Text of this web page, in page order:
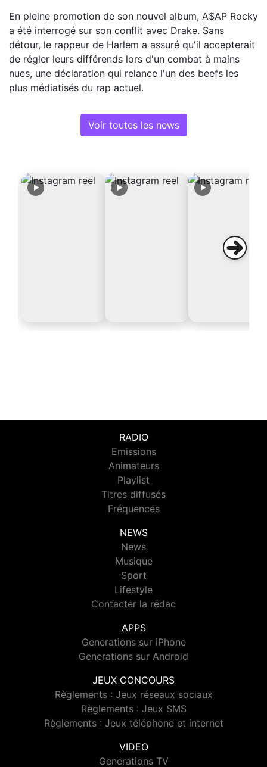
En pleine promotion de son nouvel album, A$AP Rocky
a été interrogé sur son conflit avec Drake. Sans
détour, le rappeur de Harlem a assuré qu'il accepterait
de régler leurs différends lors d'un combat à mains
nues, une déclaration qui relance l'un des beefs les
plus médiatisés du rap actuel.
Voir toutes les news
RADIO
Emissions
Animateurs
Playlist
Titres diffusés
Fréquences
NEWS
News
Musique
Sport
Lifestyle
Contacter la rédac
APPS
Generations sur iPhone
Generations sur Android
JEUX CONCOURS
Règlements : Jeux réseaux sociaux
Règlements : Jeux SMS
Règlements : Jeux téléphone et internet
VIDEO
Generations TV